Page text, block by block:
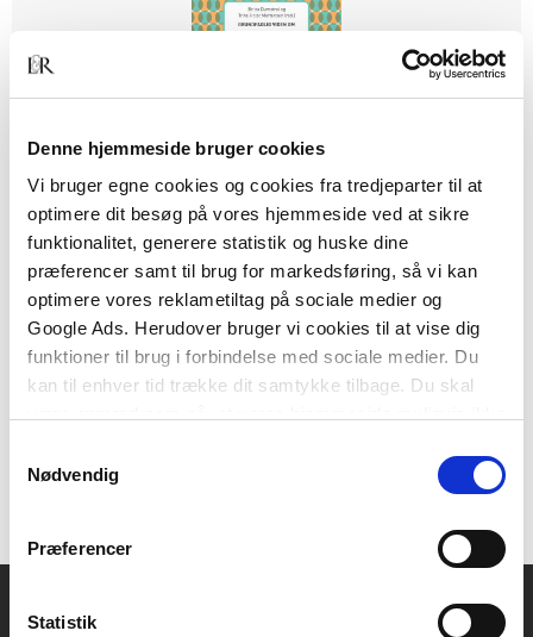
Denne hjemmeside bruger cookies
Vi bruger egne cookies og cookies fra tredjeparter til at
optimere dit besøg på vores hjemmeside ved at sikre
funktionalitet, generere statistik og huske dine
præferencer samt til brug for markedsføring, så vi kan
optimere vores reklametiltag på sociale medier og
Google Ads. Herudover bruger vi cookies til at vise dig
funktioner til brug i forbindelse med sociale medier. Du
kan til enhver tid trække dit samtykke tilbage. Du skal
tilbagetrækker et samtykke.
Nødvendig
Præferencer
Statistik
2 formater
Grundfaglig viden om Profession og samfund
Britta Drumstrei Trine Holst Mortensen
Fra